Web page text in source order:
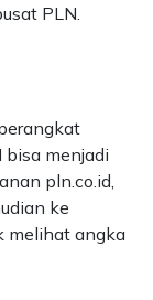
PLN.
menjadi
pln.co.id
ke
melihat angka